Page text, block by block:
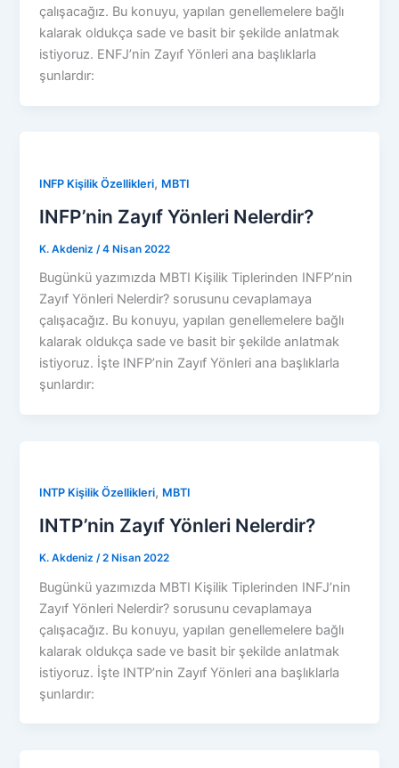
çalışacağız. Bu konuyu, yapılan genellemelere bağlı
kalarak oldukça sade ve basit bir şekilde anlatmak
istiyoruz. ENFJ’nin Zayıf Yönleri ana başlıklarla
şunlardır:
INFP Kişilik Özellikleri, MBTI
INFP’nin Zayıf Yönleri Nelerdir?
K. Akdeniz /4 Nisan 2022
Bugünkü yazımızda MBTI Kişilik Tiplerinden INFP’nin
Zayıf Yönleri Nelerdir? sorusunu cevaplamaya
çalışacağız. Bu konuyu, yapılan genellemelere bağlı
kalarak oldukça sade ve basit bir şekilde anlatmak
istiyoruz. İşte INFP’nin Zayıf Yönleri ana başlıklarla
şunlardır:
INTP Kişilik Özellikleri, MBTI
INTP’nin Zayıf Yönleri Nelerdir?
K. Akdeniz /2 Nisan 2022
Bugünkü yazımızda MBTI Kişilik Tiplerinden INFJ’nin
Zayıf Yönleri Nelerdir? sorusunu cevaplamaya
çalışacağız. Bu konuyu, yapılan genellemelere bağlı
kalarak oldukça sade ve basit bir şekilde anlatmak
istiyoruz. İşte INTP’nin Zayıf Yönleri ana başlıklarla
şunlardır: